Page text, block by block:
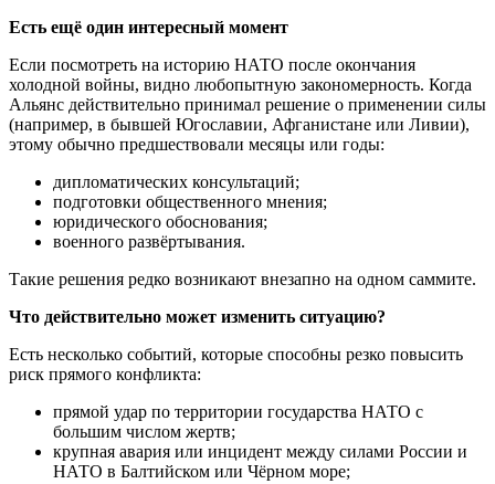
Есть ещё один интересный момент
Если посмотреть на историю НАТО после окончания
холодной войны, видно любопытную закономерность. Когда
Альянс действительно принимал решение о применении силы
(например, в бывшей Югославии, Афганистане или Ливии),
этому обычно предшествовали месяцы или годы:
дипломатических консультаций;
подготовки общественного мнения;
юридического обоснования;
военного развёртывания.
Такие решения редко возникают внезапно на одном саммите.
Что действительно может изменить ситуацию?
Есть несколько событий, которые способны резко повысить
риск прямого конфликта:
прямой удар по территории государства НАТО с
большим числом жертв;
крупная авария или инцидент между силами России и
НАТО в Балтийском или Чёрном море;